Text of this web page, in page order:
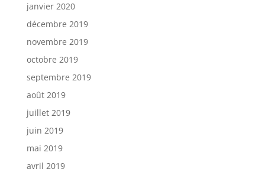
janvier 2020
décembre 2019
novembre 2019
octobre 2019
septembre 2019
août 2019
juillet 2019
juin 2019
mai 2019
avril 2019